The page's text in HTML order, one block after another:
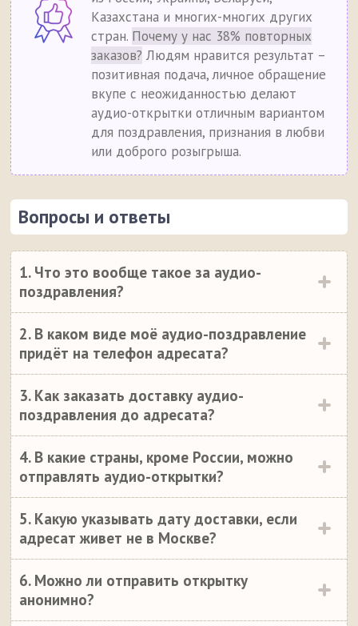
Казахстана и многих-многих других
стран. Почему у нас 38% повторных
заказов? Людям нравится результат –
позитивная подача, личное обращение
вкупе с неожиданностью делают
аудио-открытки отличным вариантом
для поздравления, признания в любви
или доброго розыгрыша.
Вопросы и ответы
1. Что это вообще такое за аудио-
поздравления?
2. В каком виде моё аудио-поздравление
придёт на телефон адресата?
3. Как заказать доставку аудио-
поздравления до адресата?
4. В какие страны, кроме России, можно
отправлять аудио-открытки?
5. Какую указывать дату доставки, если
адресат живет не в Москве?
6. Можно ли отправить открытку
анонимно?